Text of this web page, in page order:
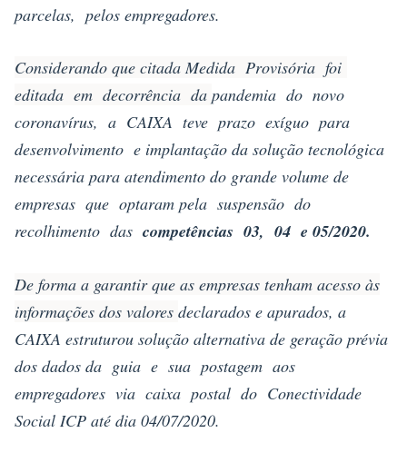
parcelas, pelos empregadores.
Considerando que citada Medida Provisória foi
editada em decorrência da pandemia do novo
coronavírus, a CAIXA teve prazo exíguo para
desenvolvimento e implantação da solução tecnológica
necessária para atendimento do grande volume de
empresas que optaram pela suspensão do
recolhimento das competências 03, 04 e 05/2020.
De forma a garantir que as empresas tenham acesso às
informações dos valores declarados e apurados, a
CAIXA estruturou solução alternativa de geração prévia
dos dados da guia e sua postagem aos
empregadores via caixa postal do Conectividade
Social ICP até dia 04/07/2020.